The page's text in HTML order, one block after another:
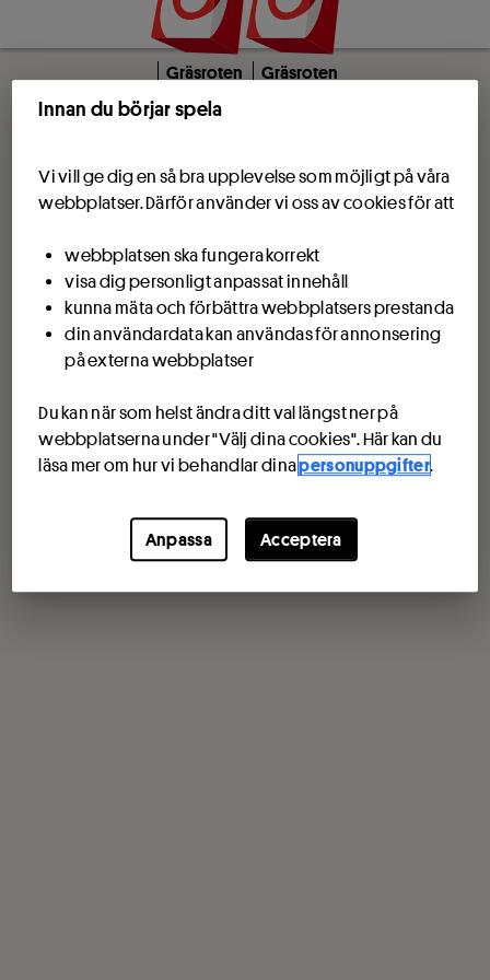
Gräsroten Gräsroten
Innan du börjar spela
Vi vill ge dig en så bra upplevelse som möjligt på våra
webbplatser. Därför använder vi oss av cookies för att
webbplatsen ska fungera korrekt
visa dig personligt anpassat innehåll
kunna mäta och förbättra webbplatsers prestanda
din användardata kan användas för annonsering
på externa webbplatser
Du kan när som helst ändra ditt val längst ner på
webbplatserna under "Välj dina cookies". Här kan du
läsa mer om hur vi behandlar dinapersonuppgifter.
Anpassa Acceptera